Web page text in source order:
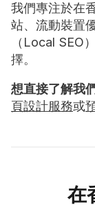
我們專注於在
站、流動裝置
（Local SEO
擇。
想直接了解我
頁設計服務或
在